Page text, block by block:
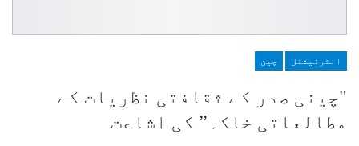
انٹرنیشنل چین
"چینی صدر کے ثقافتی نظریات کے
مطالعاتی خاکہ” کی اشاعت